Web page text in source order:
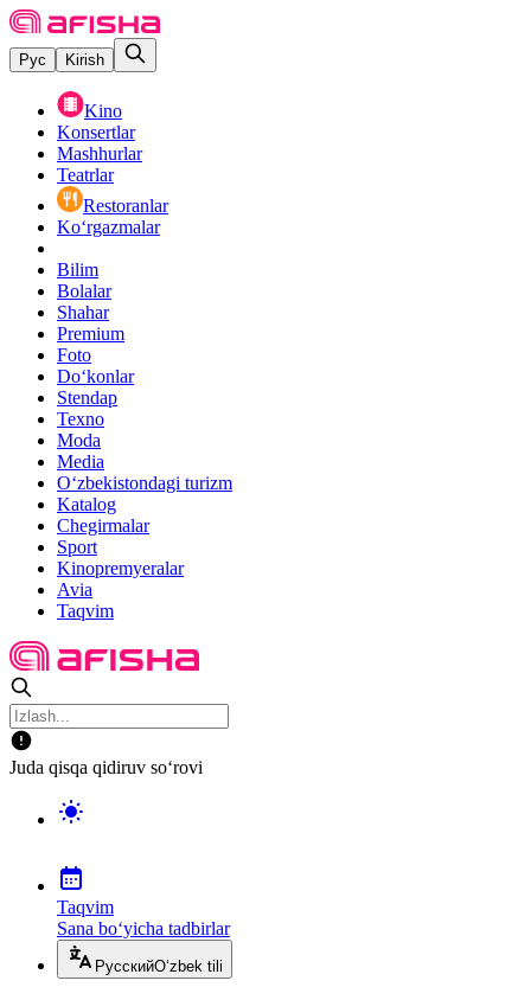
Рус Kirish
Kino
Konsertlar
Mashhurlar
Teatrlar
Restoranlar
Ko‘rgazmalar
Bilim
Bolalar
Shahar
Premium
Foto
Do‘konlar
Stendap
Texno
Moda
Media
O‘zbekistondagi turizm
Katalog
Chegirmalar
Sport
Kinopremyeralar
Avia
Taqvim
Juda qisqa qidiruv so‘rovi
Taqvim
Sana bo‘yicha tadbirlar
РусскийO‘zbek tili